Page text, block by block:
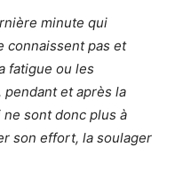
minute qui
connaissent pas et
fatigue ou les
et après la
sont donc plus à
son effort, la soulager